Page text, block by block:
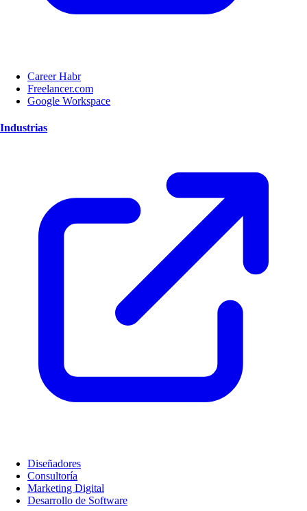
Career Habr
Freelancer.com
Google Workspace
Industrias
Diseñadores
Consultoría
Marketing Digital
Desarrollo de Software